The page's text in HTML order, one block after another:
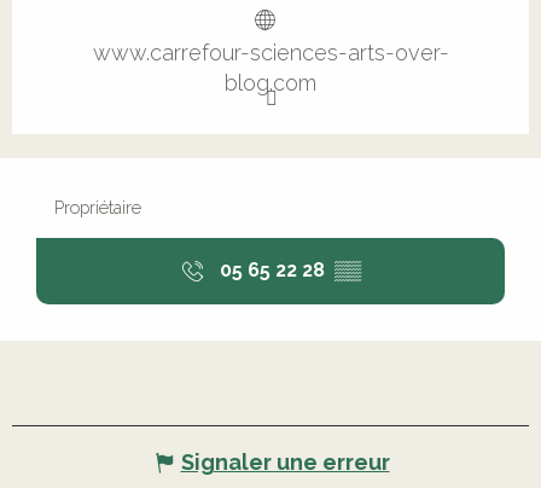
www.carrefour-sciences-arts-over-
blog.com
Propriétaire
05 65 22 28 ▒▒
Signaler une erreur